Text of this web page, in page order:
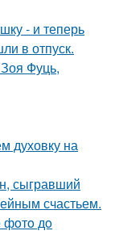
- и теперь
в отпуск.
Фуць,
духовку на
сыгравший
счастьем.
фoтo дo